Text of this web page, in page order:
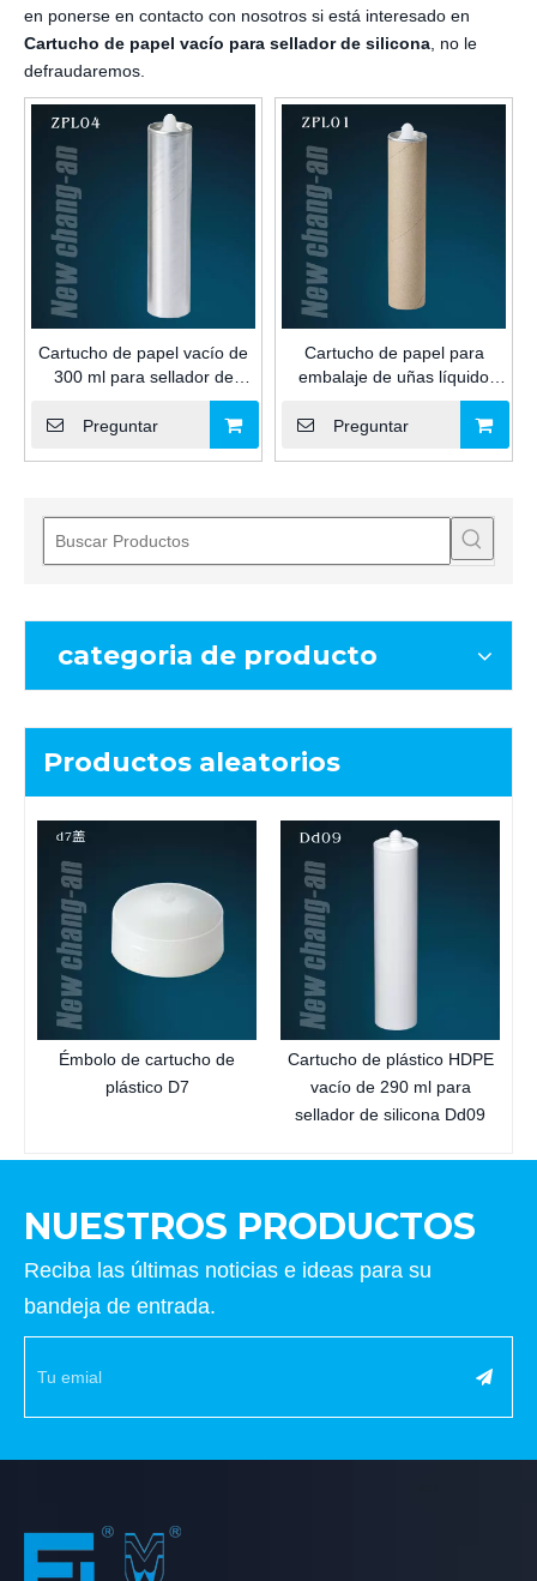
en ponerse en contacto con nosotros si está interesado en
Cartucho de papel vacío para sellador de silicona , no le
defraudaremos.
Cartucho de papel vacío de
300 ml para sellador de
silicona para la construcción
Preguntar
Cartucho de papel para
embalaje de uñas líquido
vacío de 300 ml con boquilla
y émbolo para sellador de
silicona para la industria de
Preguntar
categoria de producto
Productos aleatorios
Émbolo de cartucho de
plástico D7
Cartucho de plástico HDPE
vacío de 290 ml para
sellador de silicona Dd09
NUESTROS PRODUCTOS
Reciba las últimas noticias e ideas para su
bandeja de entrada.